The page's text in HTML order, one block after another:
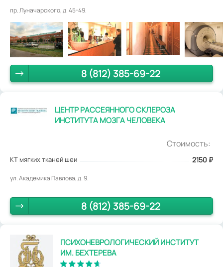
пр. Луначарского, д. 45-49.
8 (812) 385-69-22
ЦЕНТР РАССЕЯННОГО СКЛЕРОЗА
ИНСТИТУТА МОЗГА ЧЕЛОВЕКА
Стоимость:
КТ мягких тканей шеи 2150 ₽
ул. Академика Павлова, д. 9.
8 (812) 385-69-22
ПСИХОНЕВРОЛОГИЧЕСКИЙ ИНСТИТУТ
ИМ. БЕХТЕРЕВА